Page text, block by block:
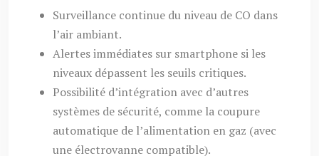
Surveillance continue du niveau de CO dans
l’air ambiant.
Alertes immédiates sur smartphone si les
niveaux dépassent les seuils critiques.
Possibilité d’intégration avec d’autres
systèmes de sécurité, comme la coupure
automatique de l’alimentation en gaz (avec
une électrovanne compatible).